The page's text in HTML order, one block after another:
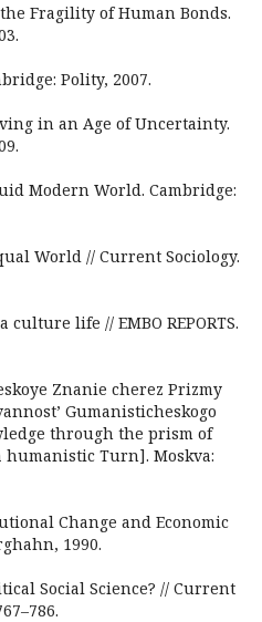
Fragility of Human Bonds.
Polity, 2007.
in an Age of Uncertainty.
Modern World. Cambridge:
World // Current Sociology.
life // EMBO REPORTS.
Znanie cherez Prizmy
Gumanisticheskogo
through the prism of
humanistic Turn]. Moskva:
Change and Economic
1990.
Social Science? // Current